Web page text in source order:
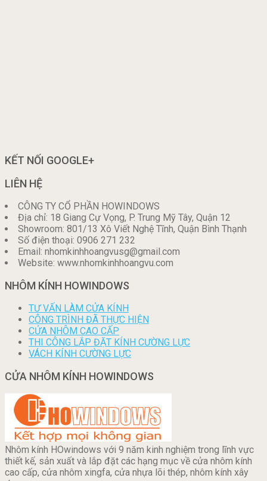
KẾT NỐI GOOGLE+
LIÊN HỆ
CÔNG TY CỔ PHẦN HOWINDOWS
Địa chỉ: 18 Giang Cự Vọng, P. Trung Mỹ Tây, Quận 12
Showroom: 801/13 Xô Viết Nghệ Tĩnh, Quận Bình Thạnh
Số điện thoại: 0906 271 232
Email: nhomkinhhoangvusg@gmail.com
Website: www.nhomkinhhoangvu.com
NHÔM KÍNH HOWINDOWS
TƯ VẤN LÀM CỬA KÍNH
CÔNG TRÌNH ĐÃ THỰC HIỆN
CỬA NHÔM CAO CẤP
THI CÔNG LẮP ĐẶT KÍNH CƯỜNG LỰC
VÁCH KÍNH CƯỜNG LỰC
CỬA NHÔM KÍNH HOWINDOWS
Nhôm kính HOwindows với 9 năm kinh nghiệm trong lĩnh vực
thiết kế, sản xuất và lắp đặt các hạng mục về cửa nhôm kính
cao cấp, cửa nhôm xingfa, cửa nhựa lõi thép, nhôm kính xây